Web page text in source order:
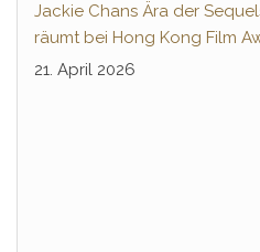
Jackie Chans Ära der
räumt bei Hong Kong Film
Fortsetzung
21. April 2026